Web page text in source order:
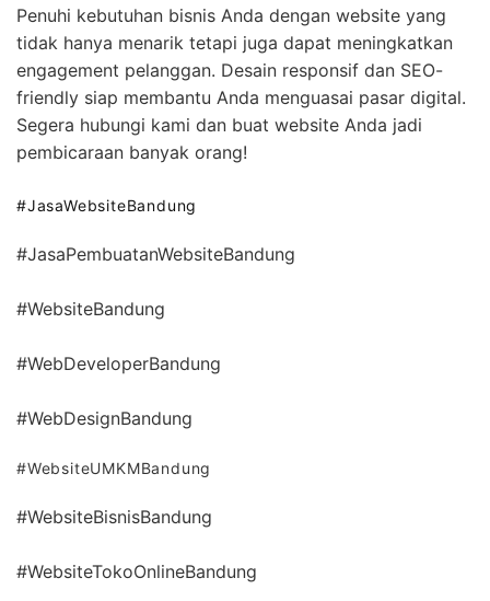
Penuhi kebutuhan bisnis Anda dengan website yang
tidak hanya menarik tetapi juga dapat meningkatkan
engagement pelanggan. Desain responsif dan SEO-
friendly siap membantu Anda menguasai pasar digital.
Segera hubungi kami dan buat website Anda jadi
pembicaraan banyak orang!
#JasaWebsiteBandung
#JasaPembuatanWebsiteBandung
#WebsiteBandung
#WebDeveloperBandung
#WebDesignBandung
#WebsiteUMKMBandung
#WebsiteBisnisBandung
#WebsiteTokoOnlineBandung